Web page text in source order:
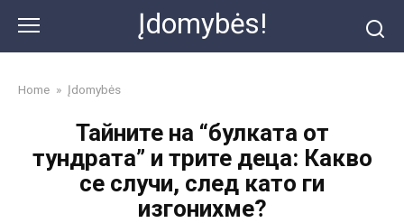
content
Įdomybės!
Home » Įdomybės
Тайните на “булката от
тундрата” и трите деца: Какво
се случи, след като ги
изгонихме?